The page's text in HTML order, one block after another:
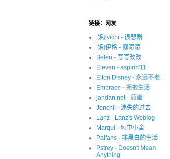
链接：网友
[饭]lvichi - 很悲剧
[饭]伊格 - 霧濛濛
Belen - 写写改改
Eleven - aspirin'11
Elton Disney - 永远不老
Embrace - 拥抱生活
jandan.net - 煎蛋
Jonchil - 迷失的过去
Lanz - Lanz's Weblog
Marqui - 风中小舍
Palfans - 非黑白的生活
Pstrey - Doesn't Mean
Anything